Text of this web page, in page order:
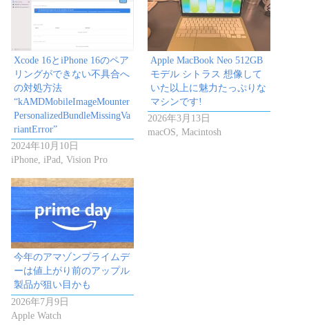
Xcode 16とiPhone 16のペア
リングができない不具合へ
の対処方法
“kAMDMobileImageMounter
PersonalizedBundleMissingVa
riantError”
2024年10月10日
iPhone, iPad, Vision Pro
Apple MacBook Neo 512GB
モデル シトラス 想像して
いた以上に魅力たっぷりな
マシンです!
2026年3月13日
macOS, Macintosh
今年のアマゾンプライムデ
ーは値上がり前のアップル
製品が狙い目かも
2026年7月9日
Apple Watch